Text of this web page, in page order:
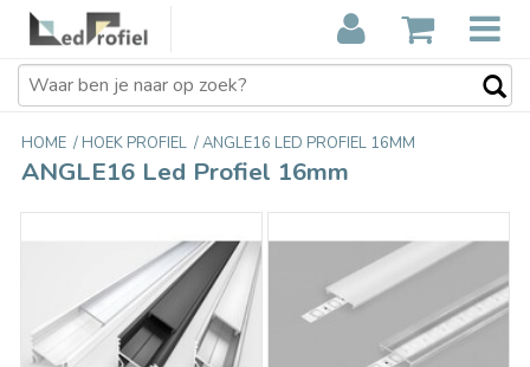
HOME / HOEK PROFIEL /ANGLE16 LED PROFIEL 16MM
ANGLE16 Led Profiel 16mm